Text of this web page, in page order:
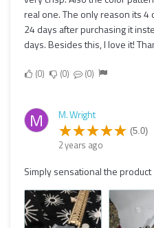
real one. The only reason its 4
24 days after purchasing it
days. Besides this, I love it!
0 0 0
M M. Wright
(5.0)
2 years ago
Simply sensational the product